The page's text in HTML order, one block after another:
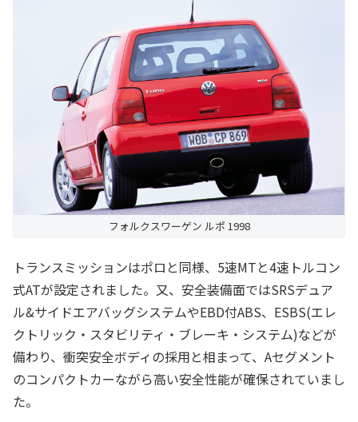
フォルクスワーゲン ルポ 1998
トランスミッションはポロと同様、5速MTと4速トルコン
式ATが設定されました。又、安全装備面ではSRSデュア
ル&サイドエアバッグシステムやEBD付ABS、ESBS(エレ
クトリック・スタビリティ・ブレーキ・システム)などが
備わり、衝突安全ボディの採用と相まって、Aセグメント
のコンパクトカーながら高い安全性能が確保されていまし
た。